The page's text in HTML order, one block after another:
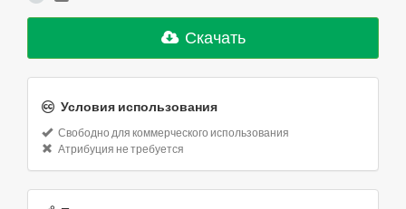
Скачать
Условия использования
Свободно для коммерческого использования
Атрибуция не требуется